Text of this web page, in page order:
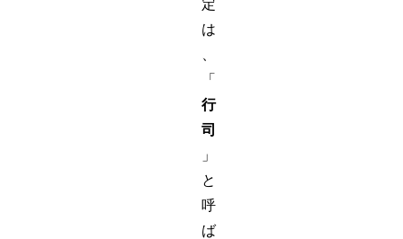
定
は
「
行
司
」
と
呼
ば